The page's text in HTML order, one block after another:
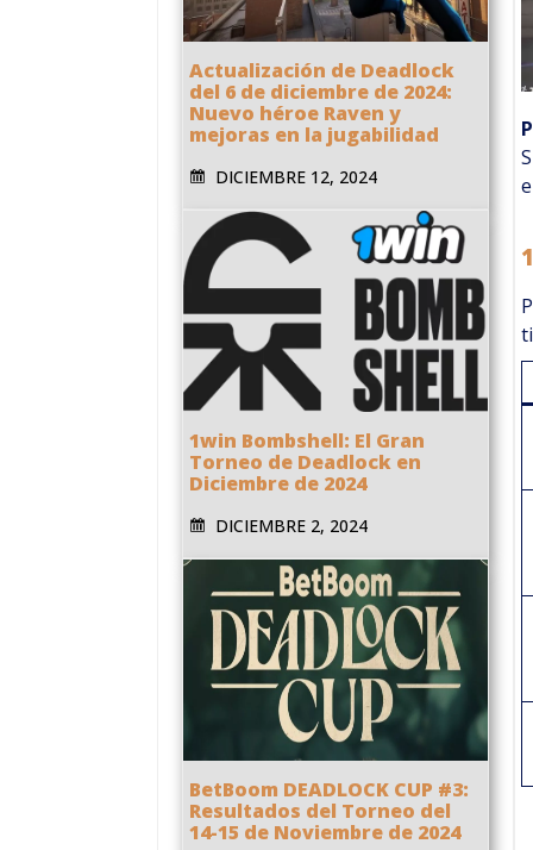
Actualización de Deadlock
del 6 de diciembre de 2024:
Nuevo héroe Raven y
mejoras en la jugabilidad
DICIEMBRE 12, 2024
1win Bombshell: El Gran
Torneo de Deadlock en
Diciembre de 2024
DICIEMBRE 2, 2024
BetBoom DEADLOCK CUP #3:
Resultados del Torneo del
14-15 de Noviembre de 2024